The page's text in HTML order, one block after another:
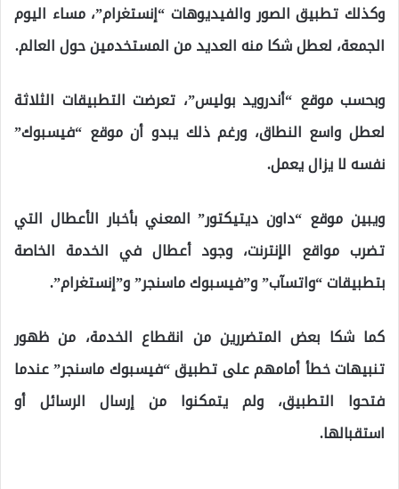
وكذلك تطبيق الصور والفيديوهات “إنستغرام”، مساء اليوم
الجمعة، لعطل شكا منه العديد من المستخدمين حول العالم.
وبحسب موقع “أندرويد بوليس”، تعرضت التطبيقات الثلاثة
لعطل واسع النطاق، ورغم ذلك يبدو أن موقع “فيسبوك”
نفسه لا يزال يعمل.
ويبين موقع “داون ديتيكتور” المعني بأخبار الأعطال التي
تضرب مواقع الإنترنت، وجود أعطال في الخدمة الخاصة
بتطبيقات “واتسآب” و”فيسبوك ماسنجر” و”إنستغرام”.
كما شكا بعض المتضررين من انقطاع الخدمة، من ظهور
تنبيهات خطأ أمامهم على تطبيق “فيسبوك ماسنجر” عندما
فتحوا التطبيق، ولم يتمكنوا من إرسال الرسائل أو
استقبالها.